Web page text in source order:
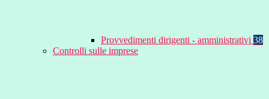
Provvedimenti dirigenti - amministrativi 38
Controlli sulle imprese